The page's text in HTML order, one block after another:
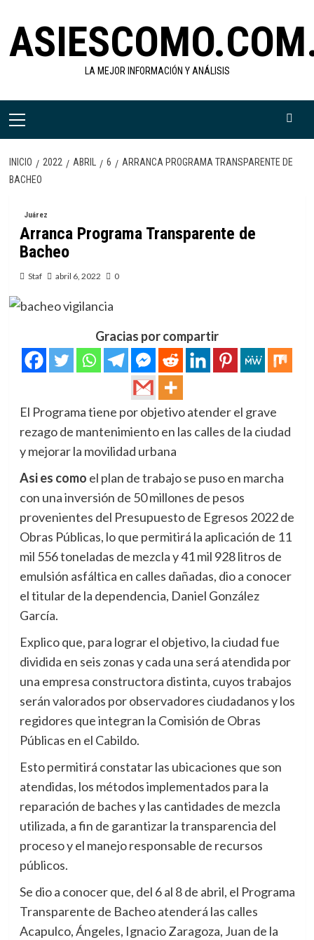
contenido
LA MEJOR INFORMACIÓN Y ANÁLISIS
Menú
INICIO 2022 ABRIL 6
ARRANCA PROGRAMA TRANSPARENTE DE
BACHEO
Juárez
Arranca Programa Transparente de
Bacheo
Staf abril 6, 2022 0
Gracias por compartir
El Programa tiene por objetivo atender el grave
rezago de mantenimiento en las calles de la ciudad
y mejorar la movilidad urbana
Asi es como el plan de trabajo se puso en marcha
con una inversión de 50 millones de pesos
provenientes del Presupuesto de Egresos 2022 de
Obras Públicas, lo que permitirá la aplicación de 11
mil 556 toneladas de mezcla y 41 mil 928 litros de
emulsión asfáltica en calles dañadas, dio a conocer
el titular de la dependencia, Daniel González
García.
Explico que, para lograr el objetivo, la ciudad fue
dividida en seis zonas y cada una será atendida por
una empresa constructora distinta, cuyos trabajos
serán valorados por observadores ciudadanos y los
regidores que integran la Comisión de Obras
Públicas en el Cabildo.
Esto permitirá constatar las ubicaciones que son
atendidas, los métodos implementados para la
reparación de baches y las cantidades de mezcla
utilizada, a fin de garantizar la transparencia del
proceso y el manejo responsable de recursos
públicos.
Se dio a conocer que, del 6 al 8 de abril, el Programa
Transparente de Bacheo atenderá las calles
Acapulco, Ángeles, Ignacio Zaragoza, Juan de la